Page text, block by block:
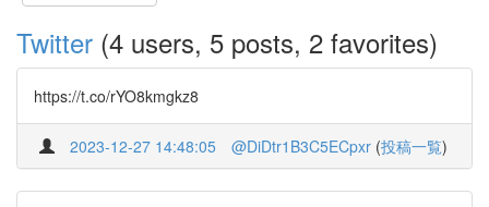
Twitter (4 users, 5 posts, 2 favorites)
https://t.co/rYO8kmgkz8
2023-12-27 14:48:05 @DiDtr1B3C5ECpxr (投稿一覧)